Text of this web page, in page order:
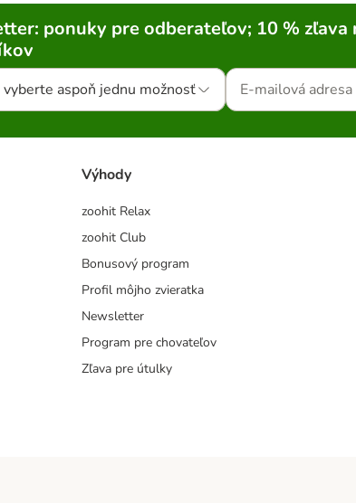
ponuky pre odberateľov; 10 %
vyberte aspoň jednu možnosť
Výhody
zoohit Relax
zoohit Club
Bonusový program
Profil môjho zvieratka
Newsletter
Program pre chovateľov
Zľava pre útulky